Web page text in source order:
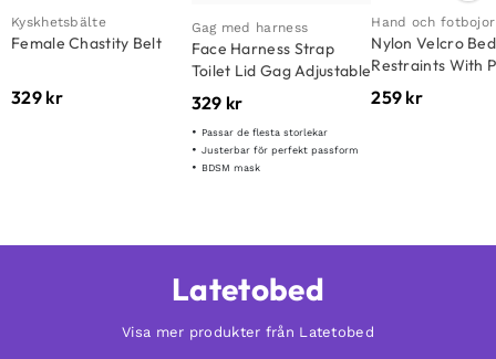
Kyskhetsbälte
Female Chastity Belt
329 kr
Gag med harness
Face Harness Strap
Toilet Lid Gag Adjustable
329 kr
Passar de flesta storlekar
Justerbar för perfekt passform
BDSM mask
Hand och fotbojor
Nylon Velcro Bed
Restraints With
Hook
259 kr
Latetobed
Visa mer produkter från Latetobed